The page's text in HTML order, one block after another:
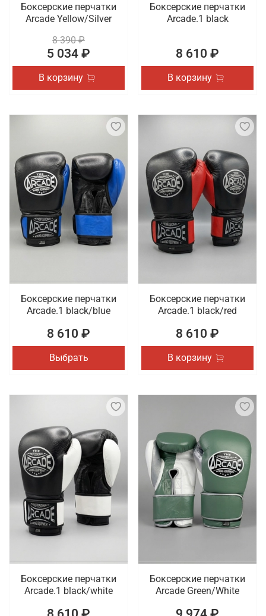
Боксерские перчатки
Arcade Yellow/Silver
8 390 ₽
5 034 ₽
В корзину
Боксерские перчатки
Arcade.1 black
8 610 ₽
В корзину
Боксерские перчатки
Arcade.1 black/blue
8 610 ₽
Выбрать
Боксерские перчатки
Arcade.1 black/red
8 610 ₽
В корзину
Боксерские перчатки
Arcade.1 black/white
Боксерские перчатки
Arcade Green/White